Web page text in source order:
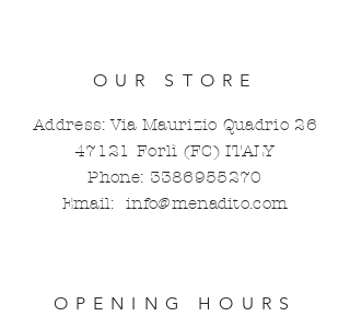
OUR STORE
Address: Via Maurizio Quadrio 26
47121 Forlì (FC) ITALY
Phone: 3386955270
Email:info@menadito.com
OPENING HOURS